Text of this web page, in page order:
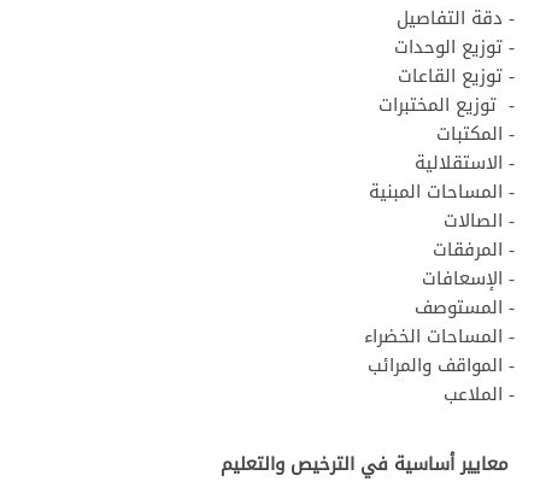
- دقة التفاصيل
- توزيع الوحدات
- توزيع القاعات
- توزيع المختبرات
- المكتبات
- الاستقلالية
- المساحات المبنية
- الصالات
- المرفقات
- الإسعافات
- المستوصف
- المساحات الخضراء
- المواقف والمرائب
- الملاعب
معايير أساسية في الترخيص والتعليم